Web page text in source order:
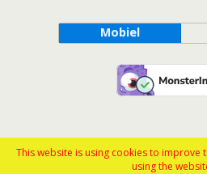
Mobiel
This website is using cookies to improve
using the